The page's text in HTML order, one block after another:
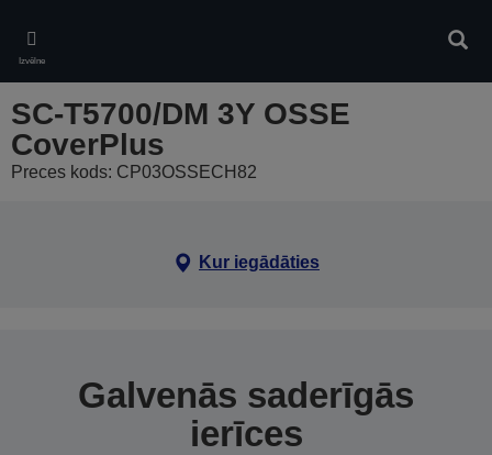
main
content
Izvēlne
SC-T5700/DM 3Y OSSE
CoverPlus
Preces kods: CP03OSSECH82
Kur iegādāties
Galvenās saderīgās
ierīces